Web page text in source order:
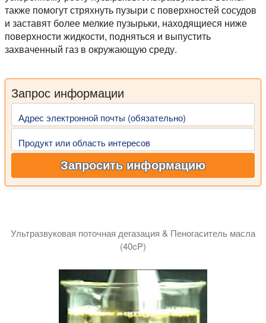
также помогут стряхнуть пузыри с поверхностей сосудов
и заставят более мелкие пузырьки, находящиеся ниже
поверхности жидкости, подняться и выпустить
захваченный газ в окружающую среду.
Запрос информации
Адрес электронной почты (обязательно)
Продукт или область интересов
Запросить информацию
Ультразвуковая поточная дегазация & Пеногаситель масла
(40cP)